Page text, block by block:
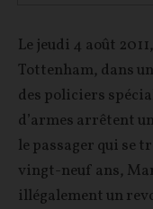
Le jeudi 4 août
Tottenham, dans
des policiers
d’armes arrêtent
le passager qui se
vingt-neuf ans,
illégalement un